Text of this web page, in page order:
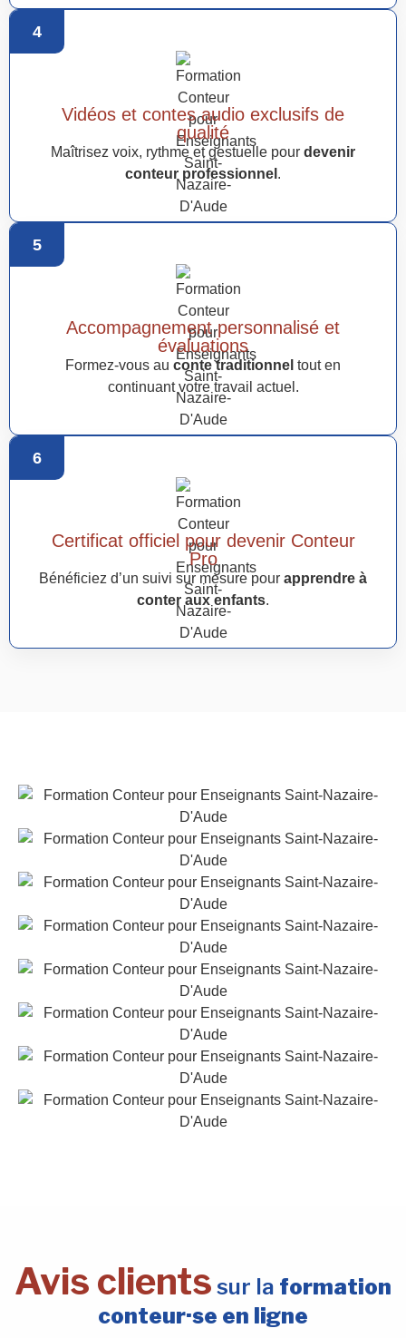
4
Vidéos et contes audio exclusifs de
qualité
Maîtrisez voix, rythme et gestuelle pour devenir
conteur professionnel .
5
Accompagnement personnalisé et
évaluations
Formez-vous au conte traditionnel tout en
continuant votre travail actuel.
6
Certificat officiel pour devenir Conteur
Pro
Bénéficiez d’un suivi sur mesure pour apprendre à
conter aux enfants.
Avis clients sur la formation
conteur·se en ligne